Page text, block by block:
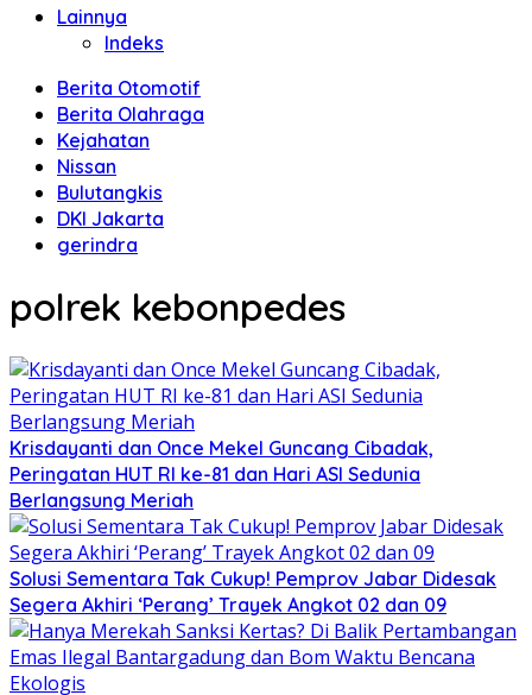
Lainnya
Indeks
Berita Otomotif
Berita Olahraga
Kejahatan
Nissan
Bulutangkis
DKI Jakarta
gerindra
polrek kebonpedes
Krisdayanti dan Once Mekel Guncang Cibadak,
Peringatan HUT RI ke-81 dan Hari ASI Sedunia
Berlangsung Meriah
Solusi Sementara Tak Cukup! Pemprov Jabar Didesak
Segera Akhiri ‘Perang’ Trayek Angkot 02 dan 09